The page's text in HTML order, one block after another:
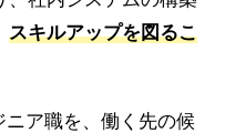
スキルアップを図るこ
ア職を、働く先の候